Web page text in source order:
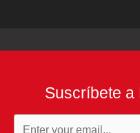
Suscríbete a